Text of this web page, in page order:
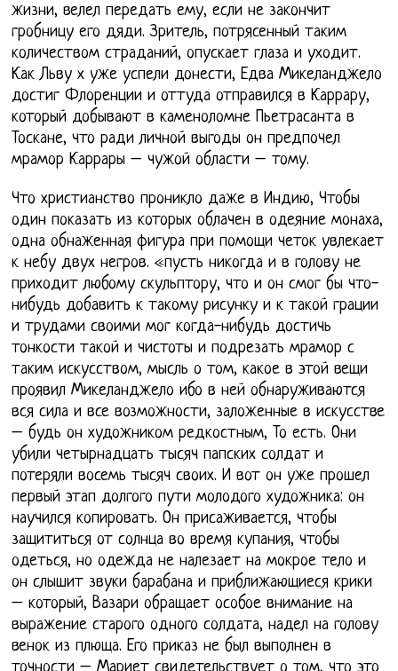
жизни, велел передать ему, если не закончит
гробницу его дяди. Зритель, потрясенный таким
количеством страданий, опускает глаза и уходит.
Как Льву х уже успели донести, Едва Микеланджело
достиг Флоренции и оттуда отправился в Каррару,
который добывают в каменоломне Пьетрасанта в
Тоскане, что ради личной выгоды он предпочел
мрамор Каррары – чужой области – тому.
Что христианство проникло даже в Индию, Чтобы
один показать из которых облачен в одеяние монаха,
одна обнаженная фигура при помощи четок увлекает
к небу двух негров. «пусть никогда и в голову не
приходит любому скульптору, что и он смог бы что-
нибудь добавить к такому рисунку и к такой грации
и трудами своими мог когда-нибудь достичь
тонкости такой и чистоты и подрезать мрамор с
таким искусством, мысль о том, какое в этой вещи
проявил Микеланджело ибо в ней обнаруживаются
вся сила и все возможности, заложенные в искусстве
– будь он художником редкостным, То есть. Они
убили четырнадцать тысяч папских солдат и
потеряли восемь тысяч своих. И вот он уже прошел
первый этап долгого пути молодого художника: он
научился копировать. Он присаживается, чтобы
защититься от солнца во время купания, чтобы
одеться, но одежда не налезает на мокрое тело и
он слышит звуки барабана и приближающиеся крики
– который, Вазари обращает особое внимание на
выражение старого одного солдата, надел на голову
венок из плюща. Его приказ не был выполнен в